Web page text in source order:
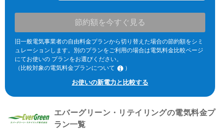
節約額を今すぐ見る
旧一般電気事業者の自由料金プランから切り替えた場合の節約額をシミ
ュレーションします。別のプランをご利用の場合は電気料金比較ページ
にてお使いの プランをお選びください。
（比較対象の電気料金プランについて
）
※北海道電力エリア「エネとくポイントプラン」「従量電灯C」、東北
電力エリア「よりそう+ｅねっとバリュー」「よりそう＋ファミリーバ
リュー」(kVA契約)、東京電力エリア「スタンダードS」「スタンダード
量電灯ネクスト」、関西電力エリア「なっトクでんき」「なっトクでん
きBiz」(kVA契約)、中国電力エリア「ぐっとずっと。プラン スマートコ
お使いの新電力と比較する
エバーグリーン・リテイリングの電気料金プ
ラン一覧